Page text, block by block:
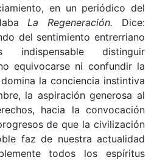
en un periódico del
La Regeneración. Dice:
del sentimiento entrerriano
dis­tinguir
equivocarse ni confundir la
la conciencia instintiva
la aspiración generosa al
hacia la convocación
de que la civilización
faz de nuestra actualidad
todos los espíritus